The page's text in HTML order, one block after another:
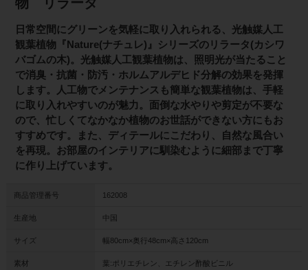
日常空間にグリーンを気軽に取り入れられる、光触媒人工
観葉植物『Nature(ナチュレ)』シリーズのリラータ(カシワ
バゴムの木)。光触媒人工観葉植物は、照明光が当たること
で消臭・抗菌・防汚・ホルムアルデヒド分解の効果を発揮
します。人工物でメンテナンスも簡単な観葉植物は、手軽
に取り入れやすいのが魅力。面倒な水やりや剪定が不要な
ので、忙しくてなかなか植物のお世話ができない方にもお
すすめです。また、ディテールにこだわり、自然な風合い
を再現。お部屋のインテリアに馴染むように細部まで丁寧
に作り上げています。
商品管理番号 162008
生産地 中国
サイズ 幅80cm×奥行48cm×高さ120cm
素材
葉:ポリエチレン、エチレン酢酸ビニル